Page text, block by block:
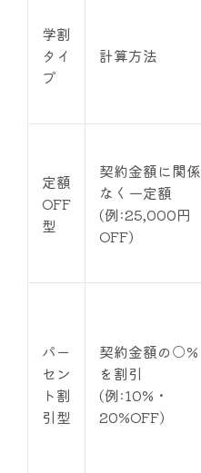
学割
タイ
プ
計算方法
定額
OFF
型
契約金額に関係
なく一定額
(例:25,000円
OFF)
パー
セン
ト割
引型
契約金額の○%
を割引
(例:10%・
20%OFF)